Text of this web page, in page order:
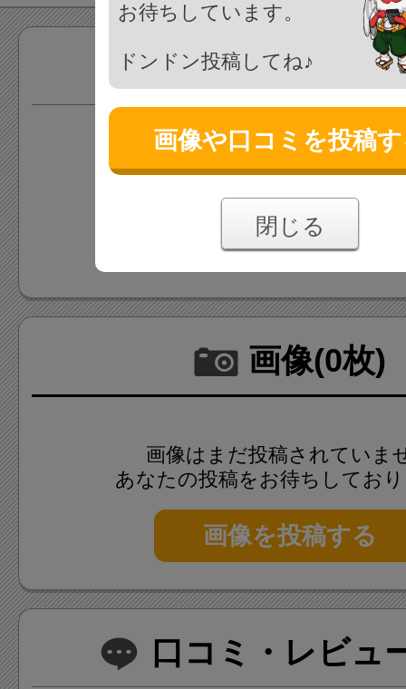
サービス
情報がまだ登録されていま
情報を追加する
画像(0枚)
画像はまだ投稿されていま
あなたの投稿をお待ちしてお
画像を投稿する
口コミ・レビュ
お待ちしています。
ドンドン投稿してね♪
画像や口コミを投稿
閉じる